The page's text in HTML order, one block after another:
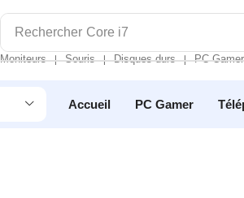
Rechercher Core i7
Moniteurs ❘ Souris ❘ Disques durs ❘ PC Gamer
Accueil PC Gamer